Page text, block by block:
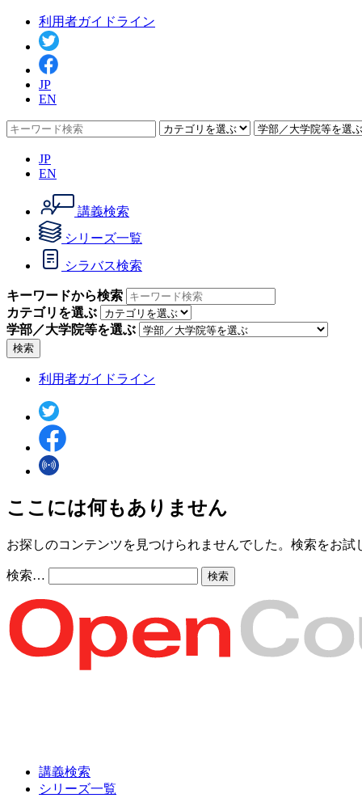
利用者ガイドライン
JP
EN
JP
EN
講義検索
シリーズ一覧
シラバス検索
キーワードから検索
カテゴリを選ぶ
学部／大学院等を選ぶ
検索
利用者ガイドライン
ここには何もありません
お探しのコンテンツを見つけられませんでした。検索をお試
検索…
講義検索
シリーズ一覧